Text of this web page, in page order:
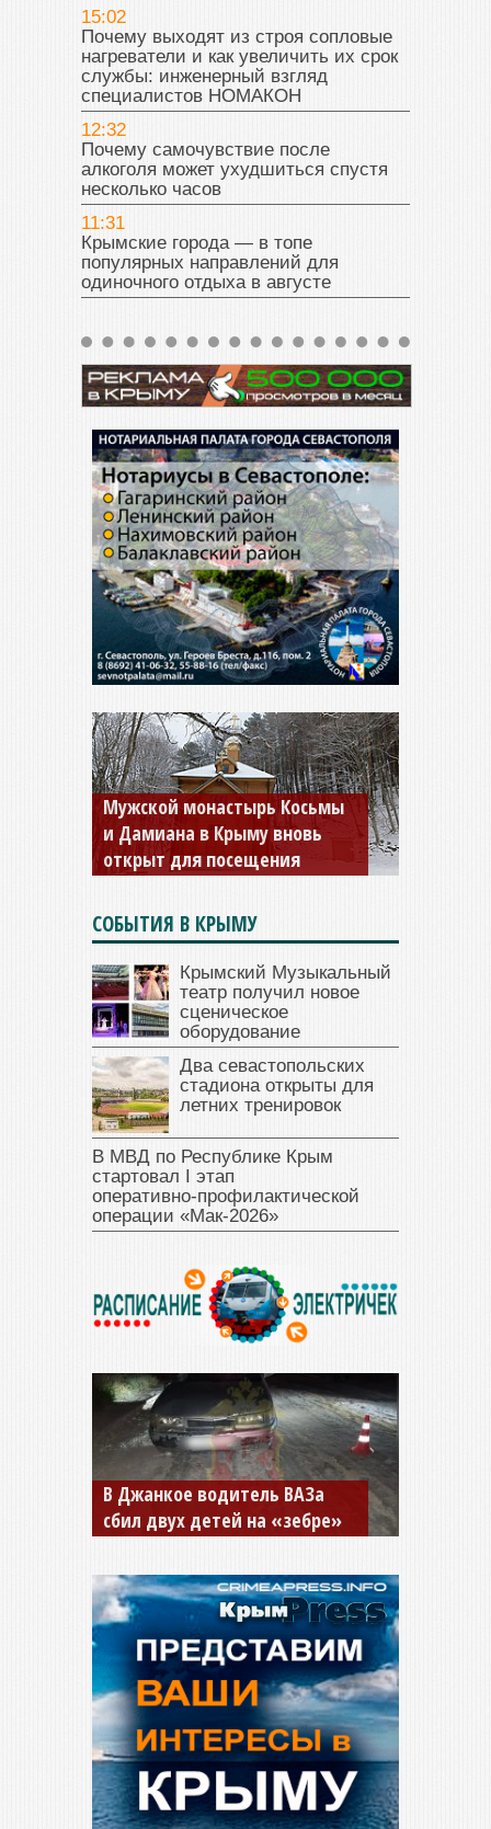
15:02
Почему выходят из строя сопловые
нагреватели и как увеличить их срок
службы: инженерный взгляд
специалистов НОМАКОН
12:32
Почему самочувствие после
алкоголя может ухудшиться спустя
несколько часов
11:31
Крымские города — в топе
популярных направлений для
одиночного отдыха в августе
Мужской монастырь Косьмы
и Дамиана в Крыму вновь
открыт для посещения
СОБЫТИЯ В КРЫМУ
Крымский Музыкальный
театр получил новое
сценическое
оборудование
Два севастопольских
стадиона открыты для
летних тренировок
В МВД по Республике Крым
стартовал I этап
оперативно‑профилактической
операции «Мак‑2026»
В Джанкое водитель ВАЗа
сбил двух детей на «зебре»